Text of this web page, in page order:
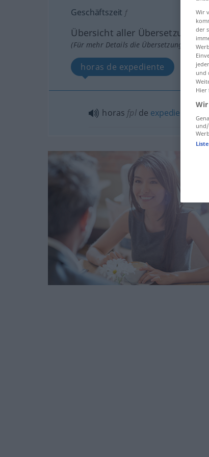
Geschäftszeit f
Übersicht aller Übersetzungen
(Für mehr Details die Übersetzung
horas de expediente
horas fplde expediente
Wir
der
und
Hier